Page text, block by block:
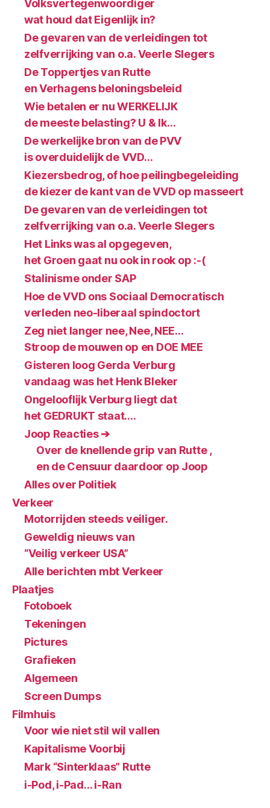
Volksvertegenwoordiger
wat houd dat Eigenlijk in?
De gevaren van de verleidingen tot
zelfverrijking van o.a. Veerle Slegers
De Toppertjes van Rutte
en Verhagens beloningsbeleid
Wie betalen er nu WERKELIJK
de meeste belasting? U & Ik…
De werkelijke bron van de PVV
is overduidelijk de VVD…
Kiezersbedrog, of hoe peilingbegeleiding
de kiezer de kant van de VVD op masseert
De gevaren van de verleidingen tot
zelfverrijking van o.a. Veerle Slegers
Het Links was al opgegeven,
het Groen gaat nu ook in rook op :-(
Stalinisme onder SAP
Hoe de VVD ons Sociaal Democratisch
verleden neo-liberaal spindoctort
Zeg niet langer nee, Nee, NEE…
Stroop de mouwen op en DOE MEE
Gisteren loog Gerda Verburg
vandaag was het Henk Bleker
Ongelooflijk Verburg liegt dat
het GEDRUKT staat….
Joop Reacties ➔
Over de knellende grip van Rutte ,
en de Censuur daardoor op Joop
Alles over Politiek
Verkeer
Motorrijden steeds veiliger.
Geweldig nieuws van
“Veilig verkeer USA”
Alle berichten mbt Verkeer
Plaatjes
Fotoboek
Tekeningen
Pictures
Grafieken
Algemeen
Screen Dumps
Filmhuis
Voor wie niet stil wil vallen
Kapitalisme Voorbij
Mark “Sinterklaas” Rutte
i-Pod, i-Pad… i-Ran